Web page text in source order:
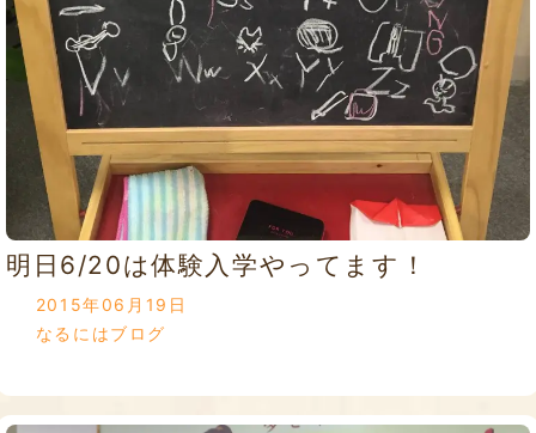
明日6/20は体験入学やってます！
2015年06月19日
なるにはブログ